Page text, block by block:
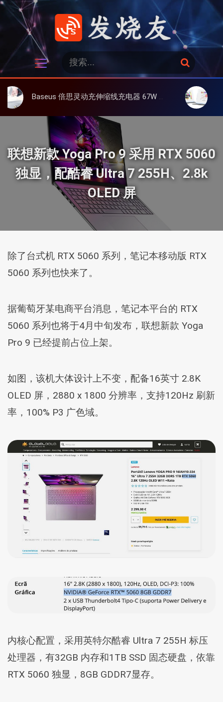
跳
发烧友
：
搜
索
Baseus 倍思灵动充伸缩线充电器 67W 3C，超耐用可伸缩线、氮化镓、3C多设备同时充 大上
联想新款 Yoga Pro 9 采用 RTX 5060
独显，配酷睿 Ultra 7 255H、2.8k
OLED 屏
除了台式机 RTX 5060 系列，笔记本移动版 RTX
5060 系列也快来了。
据葡萄牙某电商平台消息，笔记本平台的 RTX
5060 系列也将于4月中旬发布，联想新款 Yoga
Pro 9 已经提前占位上架。
如图，该机大体设计上不变，配备16英寸 2.8K
OLED 屏，2880 x 1800 分辨率，支持120Hz 刷新
率，100% P3 广色域。
内核心配置，采用英特尔酷睿 Ultra 7 255H 标压
处理器，有32GB 内存和1TB SSD 固态硬盘，依靠
RTX 5060 独显，8GB GDDR7显存。